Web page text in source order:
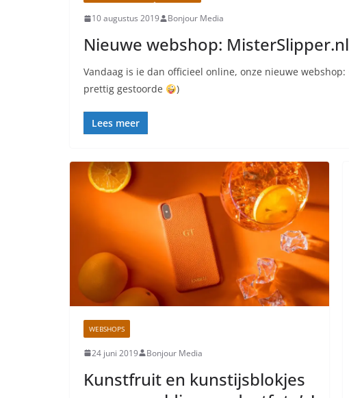
10 augustus 2019 Bonjour Media
Nieuwe webshop: MisterSlipper.nl
Vandaag is ie dan officieel online, onze nieuwe webshop:
prettig gestoorde
)
Lees meer
WEBSHOPS
24 juni 2019 Bonjour Media
Kunstfruit en kunstijsblokjes